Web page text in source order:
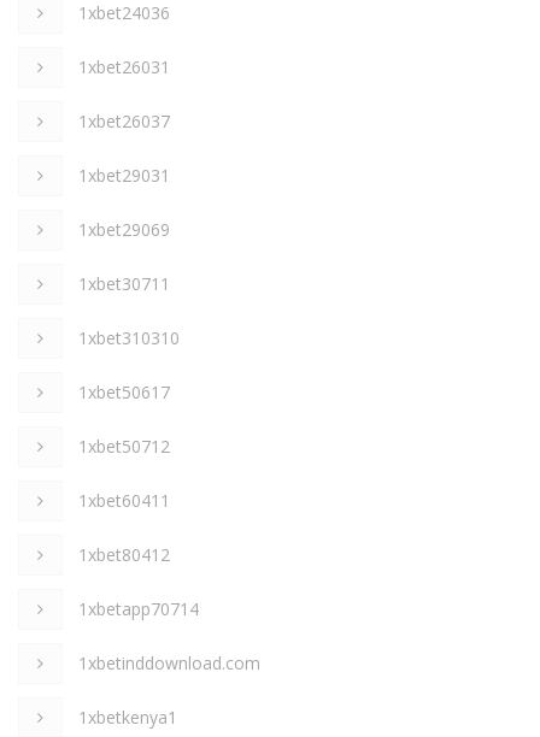
1xbet24036
1xbet26031
1xbet26037
1xbet29031
1xbet29069
1xbet30711
1xbet310310
1xbet50617
1xbet50712
1xbet60411
1xbet80412
1xbetapp70714
1xbetinddownload.com
1xbetkenya1